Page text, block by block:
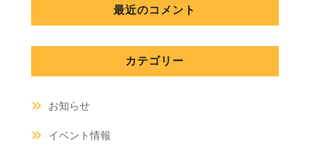
最近のコメント
カテゴリー
お知らせ
イベント情報